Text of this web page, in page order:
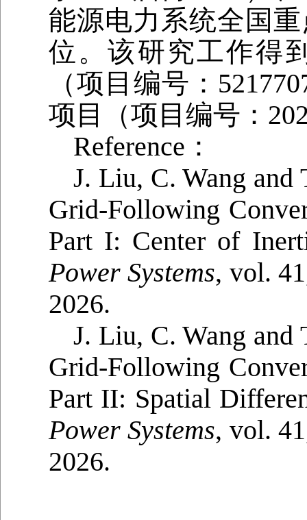
能源电力系统全国
位。该研究工作得
（项目编号：
项目（项目编号：
Reference：
J. Liu, C. Wang
Grid-Following
Part I: Center of
Power Systems, vol.
2026.
J. Liu, C. Wang
Grid-Following
Part II: Spatial
Power Systems, vol.
2026.